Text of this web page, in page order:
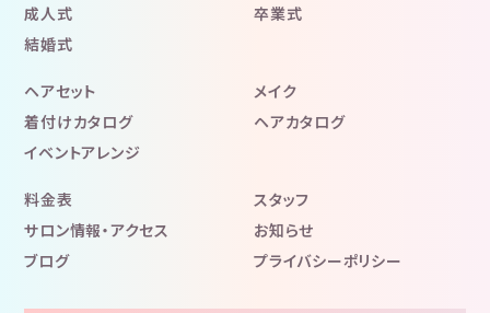
成人式
卒業式
結婚式
ヘアセット
メイク
着付けカタログ
ヘアカタログ
イベントアレンジ
料金表
スタッフ
サロン情報・アクセス
お知らせ
ブログ
プライバシーポリシー